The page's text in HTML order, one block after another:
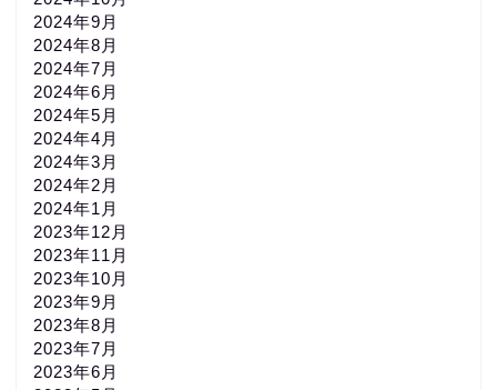
2024年9月
2024年8月
2024年7月
2024年6月
2024年5月
2024年4月
2024年3月
2024年2月
2024年1月
2023年12月
2023年11月
2023年10月
2023年9月
2023年8月
2023年7月
2023年6月